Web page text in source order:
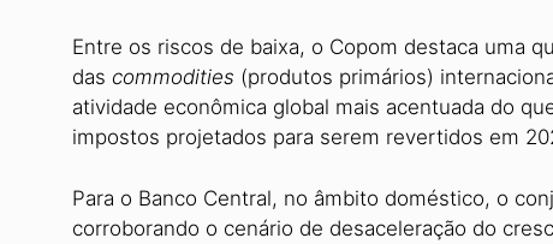
Entre os riscos de baixa, o Copom destaca uma
das commodities (produtos primários)
atividade econômica global mais acentuada do
impostos projetados para serem revertidos em
Para o Banco Central, no âmbito doméstico, o
corroborando o cenário de desaceleração do